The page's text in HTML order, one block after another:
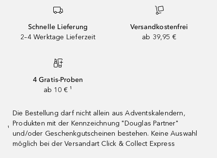
Schnelle Lieferung
2–4 Werktage Lieferzeit
Versandkostenfrei
ab 39,95 €
4 Gratis-Proben
ab 10 € ¹
¹
Die Bestellung darf nicht allein aus Adventskalendern,
Produkten mit der Kennzeichnung "Douglas Partner"
und/oder Geschenkgutscheinen bestehen. Keine Auswahl
möglich bei der Versandart Click & Collect Express